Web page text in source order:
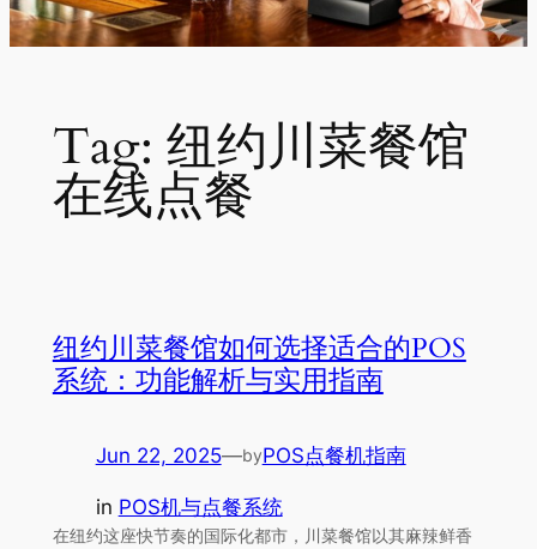
Tag: 纽约川菜餐馆
在线点餐
纽约川菜餐馆如何选择适合的POS
系统：功能解析与实用指南
Jun 22, 2025—byPOS点餐机指南
in POS机与点餐系统
在纽约这座快节奏的国际化都市，川菜餐馆以其麻辣鲜香